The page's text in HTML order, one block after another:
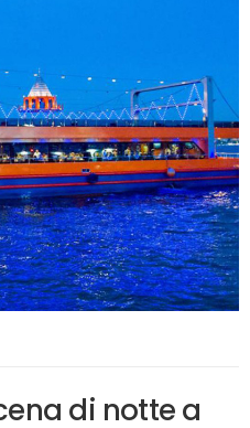
di notte a